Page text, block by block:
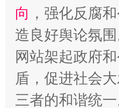
向 ，强化反腐
造良好舆论氛
网站架起政府
盾，促进社会
三者的和谐统